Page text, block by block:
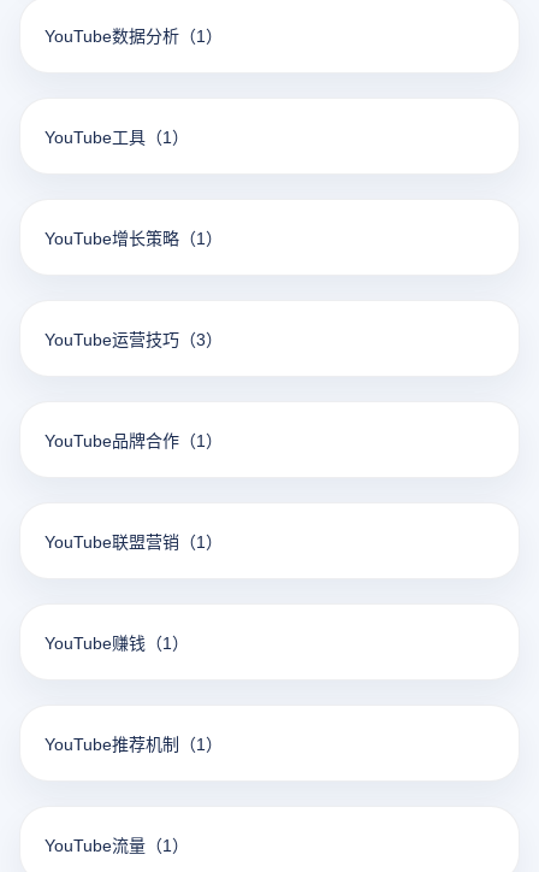
YouTube数据分析 （1）
YouTube工具 （1）
YouTube增长策略 （1）
YouTube运营技巧 （3）
YouTube品牌合作 （1）
YouTube联盟营销 （1）
YouTube赚钱 （1）
YouTube推荐机制 （1）
YouTube流量 （1）